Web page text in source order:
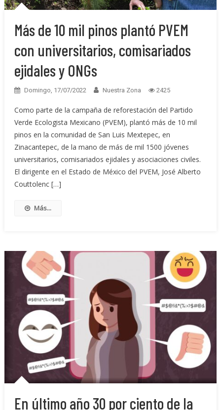
Más de 10 mil pinos plantó PVEM
con universitarios, comisariados
ejidales y ONGs
Domingo, 17/07/2022 Nuestra Zona 2425
Como parte de la campaña de reforestación del Partido
Verde Ecologista Mexicano (PVEM), plantó más de 10 mil
pinos en la comunidad de San Luis Mextepec, en
Zinacantepec, de la mano de más de mil 1500 jóvenes
universitarios, comisariados ejidales y asociaciones civiles.
El dirigente en el Estado de México del PVEM, José Alberto
Couttolenc […]
Más...
En último año 30 por ciento de la